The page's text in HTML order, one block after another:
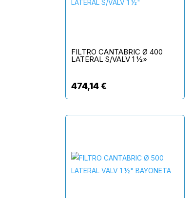
FILTRO CANTABRIC Ø 400
LATERAL S/VALV 1 ½»
474,14€